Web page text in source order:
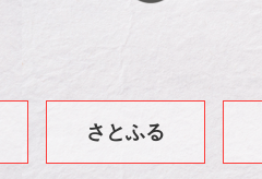
さとふる